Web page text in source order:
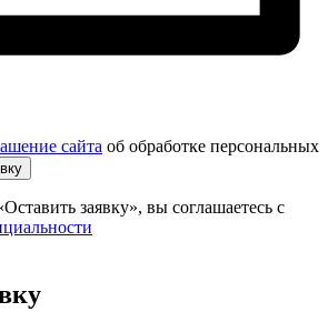
сайта об обработке персональных
заявку», вы соглашаетесь с